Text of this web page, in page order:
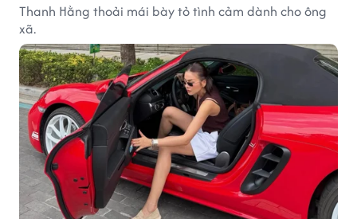
Thanh Hằng thoải mái bày tỏ tình cảm dành cho ông
xã.